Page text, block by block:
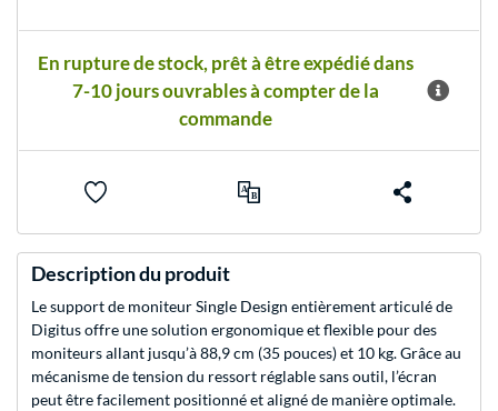
En rupture de stock, prêt à être expédié dans
7-10 jours ouvrables à compter de la
commande
Description du produit
Le support de moniteur Single Design entièrement articulé de
Digitus offre une solution ergonomique et flexible pour des
moniteurs allant jusqu’à 88,9 cm (35 pouces) et 10 kg. Grâce au
mécanisme de tension du ressort réglable sans outil, l’écran
peut être facilement positionné et aligné de manière optimale.